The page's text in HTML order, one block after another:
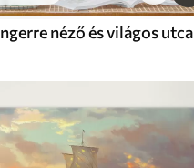
néző és világos utca